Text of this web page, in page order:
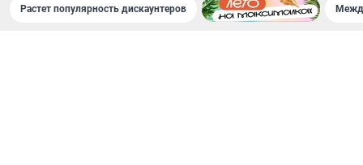
Растет популярность дискаунтеров